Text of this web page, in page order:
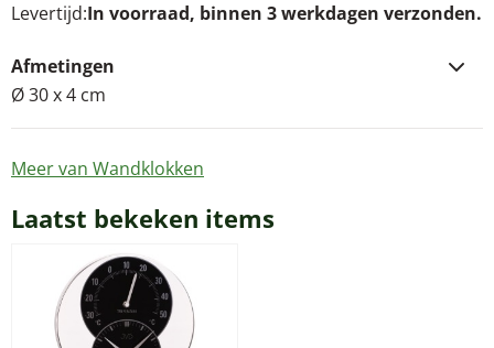
Levertijd In voorraad, binnen 3 werkdagen verzonden.
Afmetingen
Ø 30 x 4 cm
Meer van Wandklokken
Laatst bekeken items